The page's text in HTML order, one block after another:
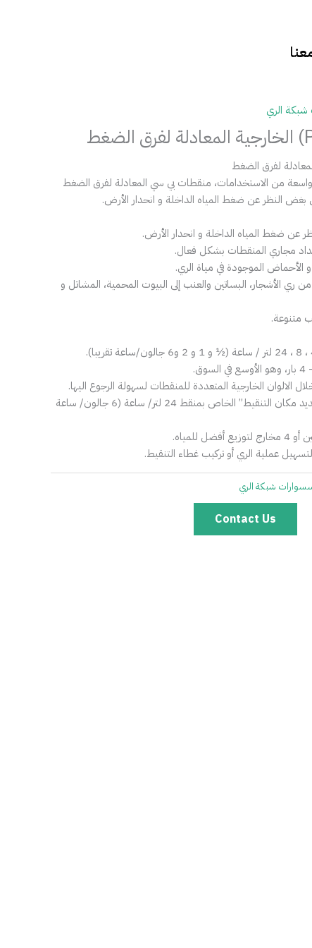
الري
من الاستخدامات، منقطات بي سي المعادلة لفرق الضغط
بغض النظر عن ضغط المياه الداخلة و انحدار الأرض.
عن ضغط المياه الداخلة و انحدار الأرض.
مجاري المنقطات بشكل فعال.
الأحماض الموجودة في مياة الري.
ري الأشجار، البساتين والعنب إلى البيوت المحمية، المشاتل و
متنوعة.
الالوان الخارجية المتعددة للمنقطات لسهولة الرجوع اليها.
• يتوفر “غطاء مخرج المنقط لتحديد مكان التنقيط” الخاص بمنقط 24 لتر/ ساعة (6 جالون/ ساعة
عملية الري أو تركيب غطاء التنقيط.
شبكة الري
Contact Us